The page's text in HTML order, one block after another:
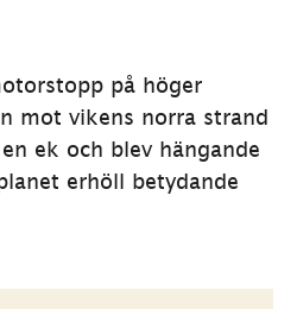
på höger
mot vikens norra strand
ek och blev hängande
erhöll betydande